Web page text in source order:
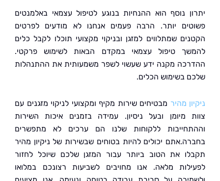
נוסף הוא ההנחיות בנוגע לטיפול עצמאי באלמנטים
יותר. הרבה פעמים אנחנו לא מודעים לפרטים
שמתלווים למזגן ובניקוי מקצועי תוכלו לקבל כלים
טיפול עצמאי במקדם הבאות לשימוש פרקטי.
מקנה ידע שעשוי לשפר משמעותית את ההתנהלות
בשימוש הכלים.
מהירמבטיחים שירות מקיף ומקצועי לניקוי מזגנים עם
מיומן ובעל ניסיון. עמידה בזמנים איכות השירות
ללקוחות שלנו הם ערכים לא מתפשרים
יכולים להיות בטוחים שבשירות של ניקיון מהיר
את הטוב ביותר עבור המזגן שלכם שיוכל לחזור
מלאה. אנו מחויבים לשביעות רצונכם במלואו